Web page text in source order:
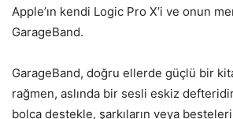
Apple’ın kendi Logic Pro X’i ve onun
GarageBand.
GarageBand, doğru ellerde güçlü bir
rağmen, aslında bir sesli eskiz
bolca destekle, şarkıların veya